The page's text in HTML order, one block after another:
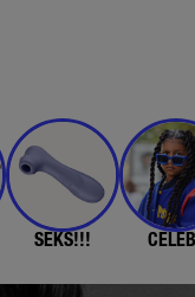
SEKS!!!